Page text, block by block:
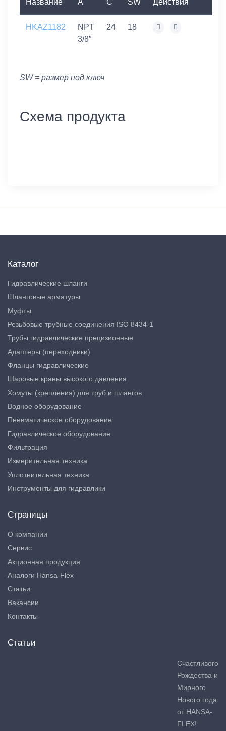
HKAZ1182
NPT
3/8″
24 18
SW = размер под ключ
Схема продукта
Каталог
Гидравлические шланги
Шланговые арматуры
Муфты
Резьбовые трубные соединения ISO 8434-1
Трубы гидравлические прецизионные
Адаптеры (переходники)
Фланцы гидравлические
Шаровые краны высокого давления
Хомуты (крепления) для труб и шлангов
Водное оборудование
Пневматическое оборудование
Гидравлическое оборудование
Фильтрация
Измерительная техника
Уплотнительная техника
Инструменты для гидравлики
Страницы
О компании
Сервис
Акционная продукция
Аналоги Hansa-Flex
Статьи
Вакансии
Контакты
Статьи
Счастливого
Рождества и
Мирного
Нового года
от HANSA-
FLEX!